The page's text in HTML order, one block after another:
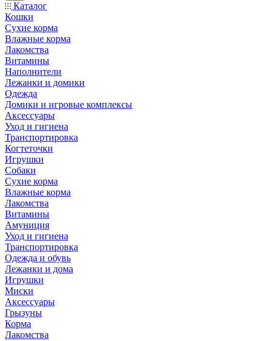
Каталог
Кошки
Сухие корма
Влажные корма
Лакомства
Витамины
Наполнители
Лежанки и домики
Одежда
Домики и игровые комплексы
Аксессуары
Уход и гигиена
Транспортировка
Когтеточки
Игрушки
Собаки
Сухие корма
Влажные корма
Лакомства
Витамины
Амуниция
Уход и гигиена
Транспортировка
Одежда и обувь
Лежанки и дома
Игрушки
Миски
Аксессуары
Грызуны
Корма
Лакомства